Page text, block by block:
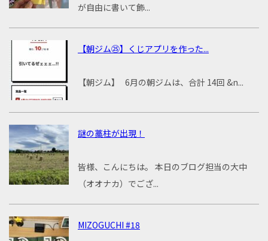
が自由に書いて飾...
【朝ジム㉕】くじアプリを作った...
【朝ジム】 6月の朝ジムは、合計 14回 &n...
謎の藁柱が出現！
皆様、こんにちは。 本日のブログ担当の大中
（オオナカ）でござ...
MIZOGUCHI #18